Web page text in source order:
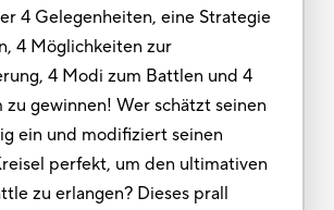
4 Gelegenheiten, eine Strategie
4 Möglichkeiten zur
4 Modi zum Battlen und 4
zu gewinnen! Wer schätzt seinen
ein und modifiziert seinen
perfekt, um den ultimativen
zu erlangen? Dieses prall